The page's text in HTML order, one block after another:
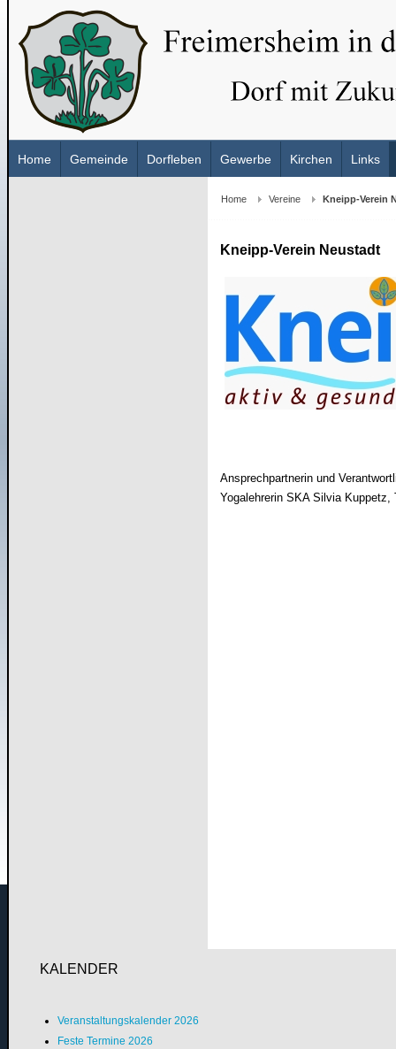
Home Gemeinde Dorfleben Gewerbe Kirchen Links
Home Vereine Kneipp-Verein
Kneipp-Verein Neustadt
Ansprechpartnerin und
Yogalehrerin SKA Silvia Kuppetz,
KALENDER
Veranstaltungskalender 2026
Feste Termine 2026